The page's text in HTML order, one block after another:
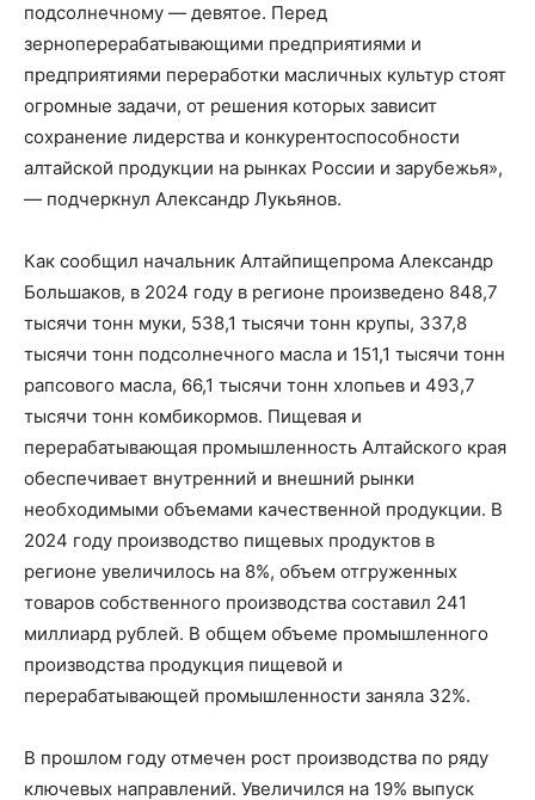
подсолнечному — девятое. Перед
зерноперерабатывающими предприятиями и
предприятиями переработки масличных культур стоят
огромные задачи, от решения которых зависит
сохранение лидерства и конкурентоспособности
алтайской продукции на рынках России и зарубежья»,
— подчеркнул Александр Лукьянов.
Как сообщил начальник Алтайпищепрома Александр
Большаков, в 2024 году в регионе произведено 848,7
тысячи тонн муки, 538,1 тысячи тонн крупы, 337,8
тысячи тонн подсолнечного масла и 151,1 тысячи тонн
рапсового масла, 66,1 тысячи тонн хлопьев и 493,7
тысячи тонн комбикормов. Пищевая и
перерабатывающая промышленность Алтайского края
обеспечивает внутренний и внешний рынки
необходимыми объемами качественной продукции. В
2024 году производство пищевых продуктов в
регионе увеличилось на 8%, объем отгруженных
товаров собственного производства составил 241
миллиард рублей. В общем объеме промышленного
производства продукция пищевой и
перерабатывающей промышленности заняла 32%.
В прошлом году отмечен рост производства по ряду
ключевых направлений. Увеличился на 19% выпуск